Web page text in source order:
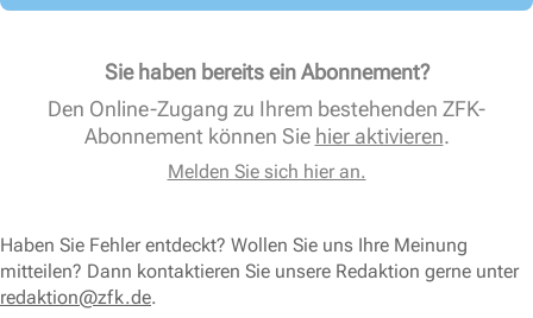
Sie haben bereits ein Abonnement?
Den Online-Zugang zu Ihrem bestehenden ZFK-
Abonnement können Sie hier aktivieren.
Melden Sie sich hier an.
Haben Sie Fehler entdeckt? Wollen Sie uns Ihre Meinung
mitteilen? Dann kontaktieren Sie unsere Redaktion gerne unter
redaktion@zfk.de.